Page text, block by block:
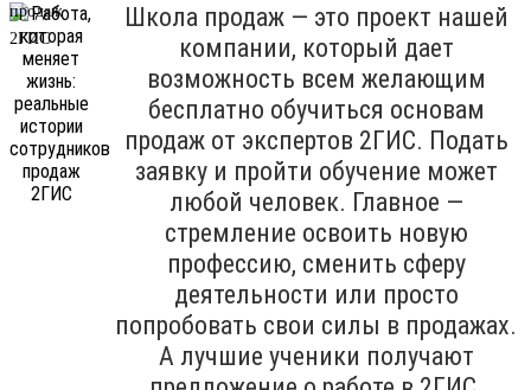
Школа продаж — это проект нашей
компании, который дает
возможность всем желающим
бесплатно обучиться основам
продаж от экспертов 2ГИС. Подать
заявку и пройти обучение может
любой человек. Главное —
стремление освоить новую
профессию, сменить сферу
деятельности или просто
попробовать свои силы в продажах.
А лучшие ученики получают